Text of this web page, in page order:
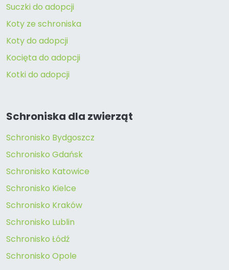
Suczki do adopcji
Koty ze schroniska
Koty do adopcji
Kocięta do adopcji
Kotki do adopcji
Schroniska dla zwierząt
Schronisko Bydgoszcz
Schronisko Gdańsk
Schronisko Katowice
Schronisko Kielce
Schronisko Kraków
Schronisko Lublin
Schronisko Łódź
Schronisko Opole